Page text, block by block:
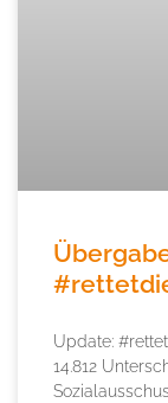
Update:
14.812